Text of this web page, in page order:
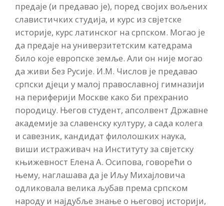
предаје (и предавао је), поред својих вољених
славистичких студија, и курс из свјетске
историје, курс латинског на српском. Могао је
да предаје на универзитетским катедрама
било које европске земље. Али он није могао
да живи без Русије. И.М. Числов је предавао
српски дјеци у малој православној гимназији
на периферији Москве како би прехранио
породицу. Његов студент, апсолвент Државне
академије за славенску културу, а сада колега
и савезник, кандидат филолошких наука,
виши истраживач на Институту за свјетску
књижевност Елена А. Осипова, говорећи о
њему, наглашава да је Иљу Михајловича
одликовала велика љубав према српском
народу и најдубље знање о његовој историји,